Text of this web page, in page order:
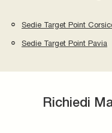
Sedie Target Point
Sedie Target Point Pavia
Richiedi